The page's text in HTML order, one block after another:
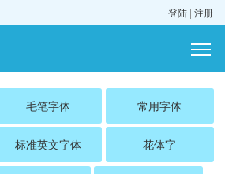
登陆 | 注册
毛笔字体 常用字体
标准英文字体 花体字